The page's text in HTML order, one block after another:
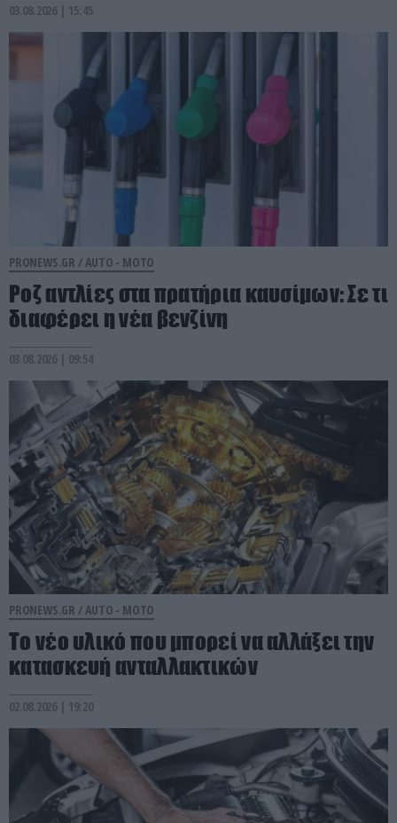
03.08.2026 | 15:45
PRONEWS.GR / AUTO - MOTO
Ροζ αντλίες στα πρατήρια καυσίμων: Σε τι
διαφέρει η νέα βενζίνη
03.08.2026 | 09:54
PRONEWS.GR /AUTO - MOTO
Το νέο υλικό που μπορεί να αλλάξει την
κατασκευή ανταλλακτικών
02.08.2026 | 19:20